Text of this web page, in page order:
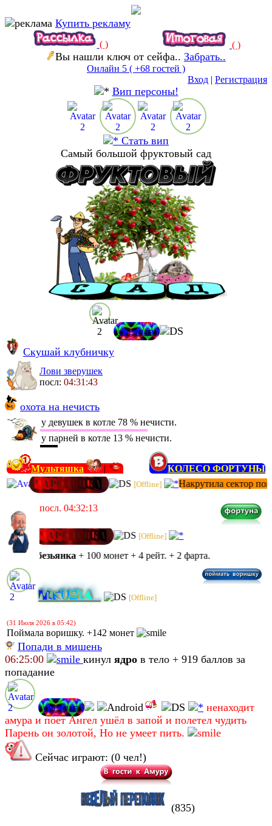
Купить рекламу
( ) ( )
Вы нашли ключ от сейфа.. Забрать..
Онлайн 5 ( +68 гостей )
Вход | Регистрация
Вип персоны!
Стать вип
Самый большой фруктовый сад
светлая
Скушай клубничку
Лови зверушек
посл: 04:31:43
охота на нечисть
у девушек в котле 78 % нечисти.
у парней в котле 13 % нечисти.
Мультяшка | КОЛЕСО ФОРТУНЫ
ЧаР оДе А [Offline] Накрутила сектор
посл. 04:32:13
Ч аР оДе А [Offline]
Обезьянка+ 100 монет + 4 рейт. + 2 фарта.
Nikusia [Offline]
(31 Июля 2026 в 05:42)
Поймала воришку. +142 монет
Попади в мишень
06:25:00
кинул ядро в тело + 919 баллов за
попадание
светлая
ненаходит
амура и поет Ангел ушёл в запой и полетел чудить
Парень он золотой, Но не умеет пить.
Сейчас играют: (0 чел!)
(835)